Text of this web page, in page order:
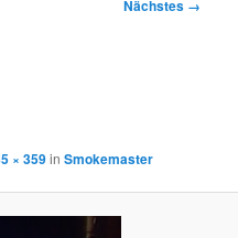
Nächstes →
× 359inSmokemaster